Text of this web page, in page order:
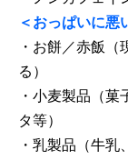
＜おっぱいに悪
・お餅／赤飯（
る）
・小麦製品（
タ等）
・乳製品（牛乳